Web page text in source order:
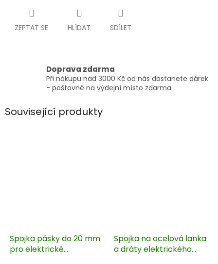
ZEPTAT SE HLÍDAT SDÍLET
Doprava zdarma
Při nákupu nad 3000 Kč od nás dostanete dárek
- poštovné na výdejní místo zdarma.
Související produkty
Spojka pásky do 20 mm
pro elektrické
Spojka na ocelová lanka
a dráty elektrického